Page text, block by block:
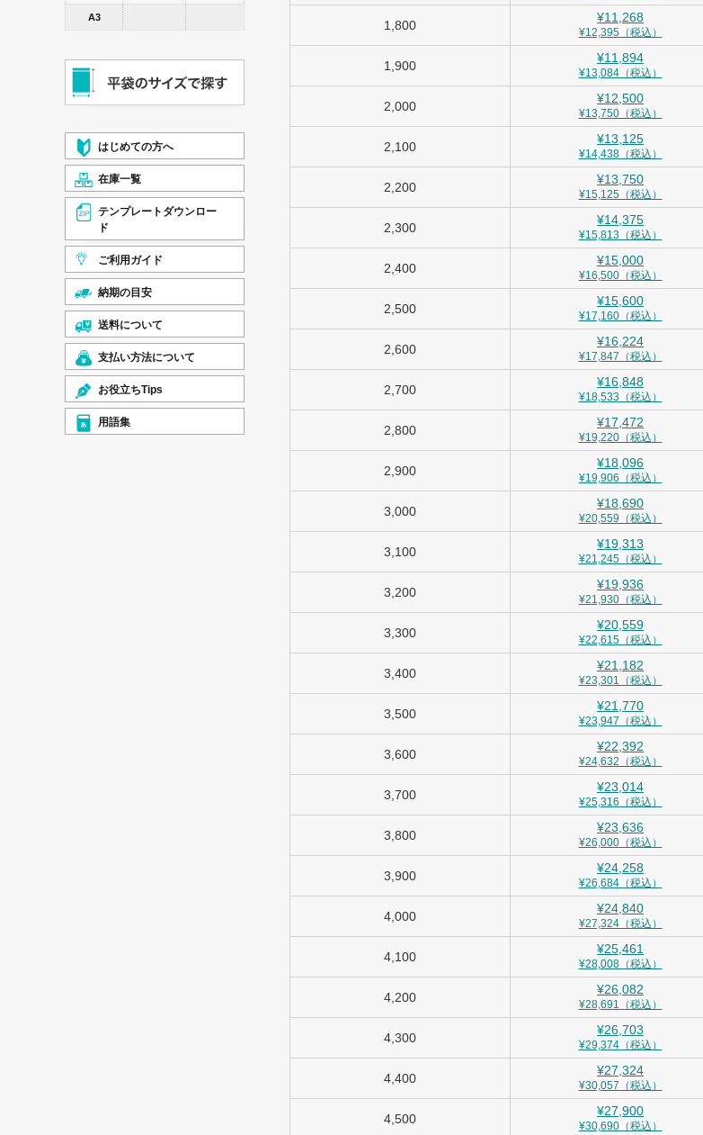
A3
はじめての方へ
在庫一覧
テンプレートダウンロー
ド
ご利用ガイド
納期の目安
送料について
支払い方法について
お役立ちTips
用語集
1,800
¥11,268
¥12,395（税込）
1,900
¥11,894
¥13,084（税込）
2,000
¥12,500
¥13,750（税込）
2,100
¥13,125
¥14,438（税込）
2,200
¥13,750
¥15,125（税込）
2,300
¥14,375
¥15,813（税込）
2,400
¥15,000
¥16,500（税込）
2,500
¥15,600
¥17,160（税込）
2,600
¥16,224
¥17,847（税込）
2,700
¥16,848
¥18,533（税込）
2,800
¥17,472
¥19,220（税込）
2,900
¥18,096
¥19,906（税込）
3,000
¥18,690
¥20,559（税込）
3,100
¥19,313
¥21,245（税込）
3,200
¥19,936
¥21,930（税込）
3,300
¥20,559
¥22,615（税込）
3,400
¥21,182
¥23,301（税込）
3,500
¥21,770
¥23,947（税込）
3,600
¥22,392
¥24,632（税込）
3,700
¥23,014
¥25,316（税込）
3,800
¥23,636
¥26,000（税込）
3,900
¥24,258
¥26,684（税込）
4,000
¥24,840
¥27,324（税込）
4,100
¥25,461
¥28,008（税込）
4,200
¥26,082
¥28,691（税込）
4,300
¥26,703
¥29,374（税込）
4,400
¥27,324
¥30,057（税込）
4,500
¥27,900
¥30,690（税込）